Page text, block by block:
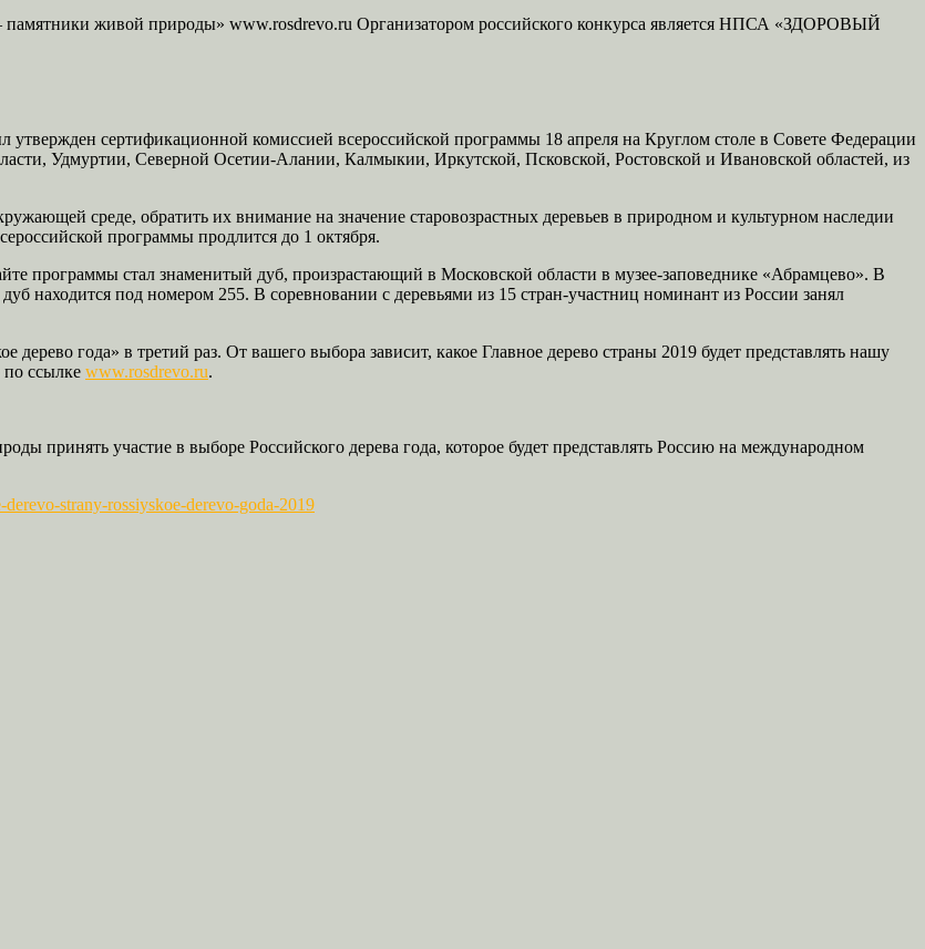
памятники живой природы» www.rosdrevo.ru Организатором российского конкурса является НПСА «ЗДОРОВЫЙ
утвержден сертификационной комиссией всероссийской программы 18 апреля на Круглом столе в Совете Федерации
Удмуртии, Северной Осетии-Алании, Калмыкии, Иркутской, Псковской, Ростовской и Ивановской областей, из
среде, обратить их внимание на значение старовозрастных деревьев в природном и культурном наследии
программы продлится до 1 октября.
программы стал знаменитый дуб, произрастающий в Московской области в музее-заповеднике «Абрамцево». В
находится под номером 255. В соревновании с деревьями из 15 стран-участниц номинант из России занял
дерево года» в третий раз. От вашего выбора зависит, какое Главное дерево страны 2019 будет представлять нашу
по ссылке www.rosdrevo.ru.
принять участие в выборе Российского дерева года, которое будет представлять Россию на международном
strany-rossiyskoe-derevo-goda-2019